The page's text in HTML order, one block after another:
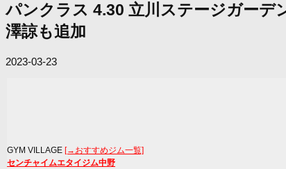
パンクラス 4.30 立川ステージガーデ
澤諒も追加
2023-03-23
GYM VILLAGE [→おすすめジム一覧]
センチャイムエタイジム中野